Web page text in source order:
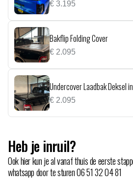
€ 3.195
Bakflip Folding Cover
€ 2.095
Undercover Laadbak Deksel
€ 2.095
Heb je inruil?
Ook hier kun je al vanaf thuis de eerste
whatsapp door te sturen06 51 32 04 81